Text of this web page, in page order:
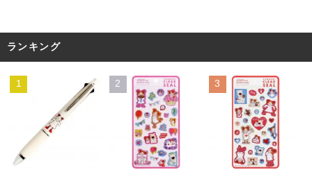
ランキング
1 2 3